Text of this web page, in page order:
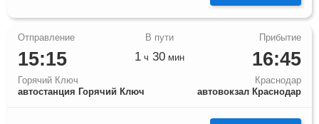
15:15
Горячий Ключ
автостанция Горячий Ключ
16:45
Краснодар
автовокзал Краснодар
1 ч 30 мин